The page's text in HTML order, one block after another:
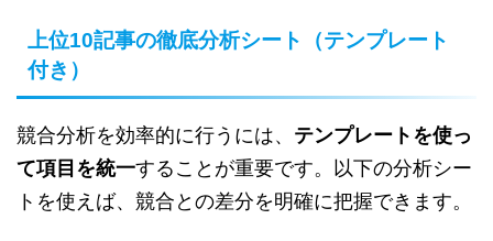
上位10記事の徹底分析シート（テンプレート
付き）
競合分析を効率的に行うには、 テンプレートを使っ
て項目を統一することが重要です。以下の分析シー
トを使えば、競合との差分を明確に把握できます。